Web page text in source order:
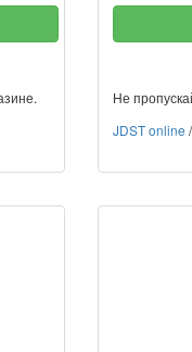
Не
JDST online /